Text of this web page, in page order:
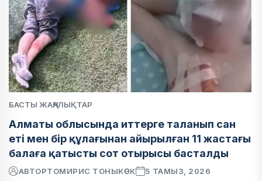
БАСТЫ ЖАҢАЛЫҚТАР
Алматы облысында иттерге таланып сан
еті мен бір құлағынан айырылған 11 жастағы
балаға қатысты сот отырысы басталды
АВТОРТОМИРИС ТОНЫКӨК 5 ТАМЫЗ, 2026